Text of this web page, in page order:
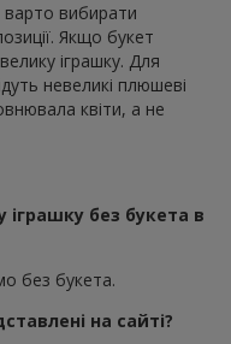
варто вибирати
Якщо букет
іграшку. Для
невеликі плюшеві
квіти, а не
без букета в
без букета.
на сайті?